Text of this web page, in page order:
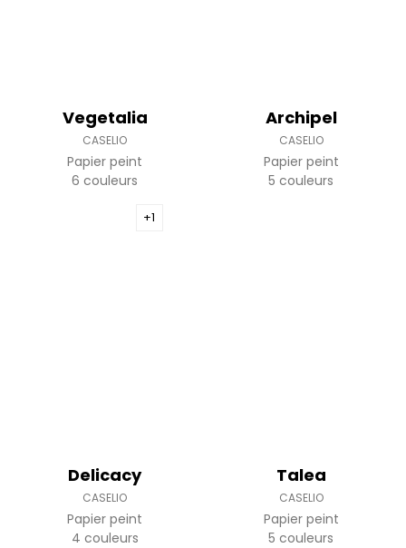
Vegetalia
CASELIO
Papier peint
6 couleurs
+1
Archipel
CASELIO
Papier peint
5 couleurs
Delicacy
CASELIO
Papier peint
4 couleurs
Talea
CASELIO
Papier peint
5 couleurs